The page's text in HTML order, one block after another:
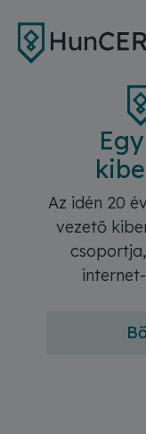
Az idén 20
vezető